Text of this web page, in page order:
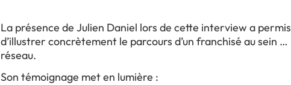
La présence de Julien Daniel lors de cette interview a permis
d’illustrer concrètement le parcours d’un franchisé au sein du
réseau.
Son témoignage met en lumière :